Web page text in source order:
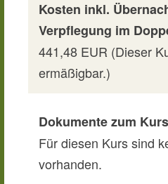
Kosten inkl.
Verpflegung im
441,48 EUR (Dieser
ermäßigbar.)
Dokumente zum
Für diesen Kurs sind
vorhanden.